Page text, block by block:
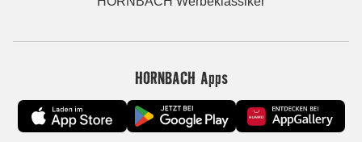
HORNBACH Apps